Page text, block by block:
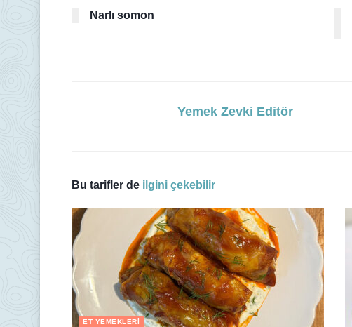
Narlı somon
Yemek Zevki Editör
Bu tarifler de ilgini çekebilir
ET YEMEKLERI